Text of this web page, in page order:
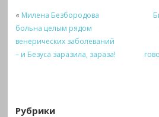
« Милена Безбородова
больна целым рядом
венерических заболеваний
– и Безуса заразила, зараза!
Рубрики